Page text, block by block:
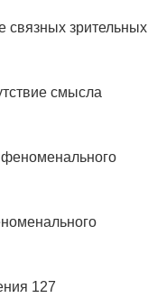
связных зрительных
смысла
феноменального
127